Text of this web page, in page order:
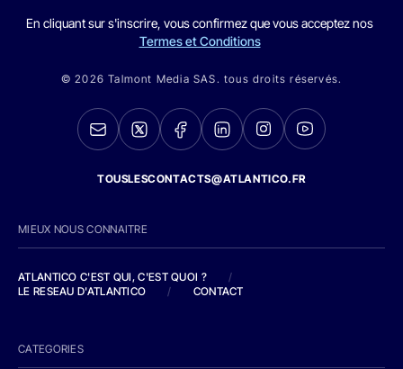
En cliquant sur s'inscrire, vous confirmez que vous acceptez nos
Termes et Conditions
© 2026 Talmont Media SAS. tous droits réservés.
TOUSLESCONTACTS@ATLANTICO.FR
MIEUX NOUS CONNAITRE
ATLANTICO C'EST QUI, C'EST QUOI ?
/
LE RESEAU D'ATLANTICO
/ CONTACT
CATEGORIES